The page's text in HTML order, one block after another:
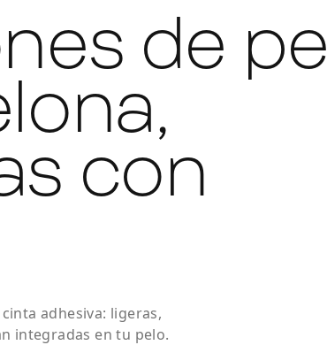
de
con
adhesiva: ligeras,
integradas en tu pelo.